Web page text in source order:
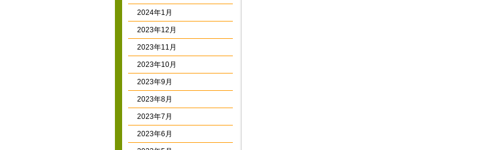
2024年1月
2023年12月
2023年11月
2023年10月
2023年9月
2023年8月
2023年7月
2023年6月